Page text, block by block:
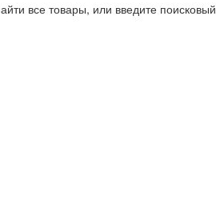
все товары, или введите поисковый